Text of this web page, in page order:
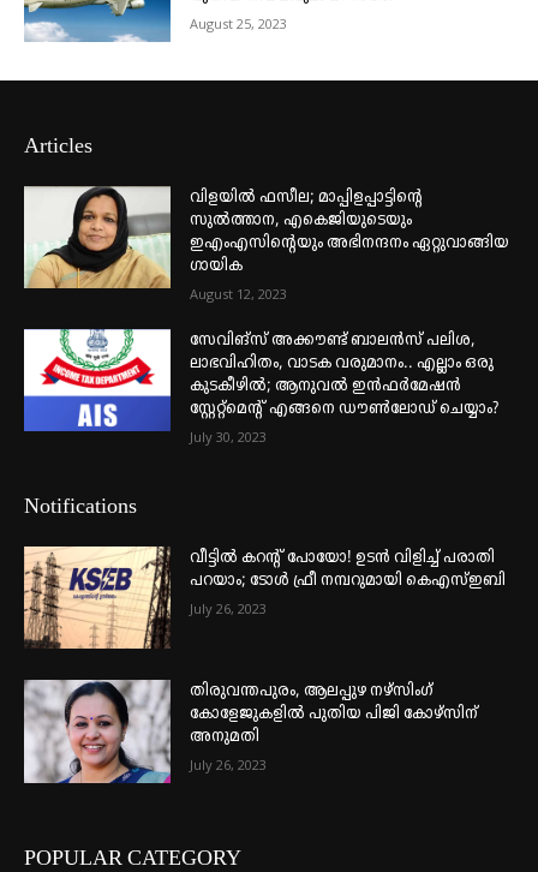
August 25, 2023
Articles
വിളയിൽ ഫസീല; മാപ്പിളപ്പാട്ടിന്റെ
സുൽത്താന, എകെജിയുടെയും
ഇഎംഎസിന്റെയും അഭിനന്ദനം ഏറ്റുവാങ്ങിയ
ഗായിക
August 12, 2023
സേവിങ്സ് അക്കൗണ്ട് ബാലൻസ് പലിശ,
ലാഭവിഹിതം, വാടക വരുമാനം.. എല്ലാം ഒരു
കുടകീഴിൽ; ആനുവൽ ഇൻഫർമേഷൻ
സ്റ്റേറ്റ്മെന്റ് എങ്ങനെ ഡൗൺലോഡ് ചെയ്യാം?
July 30, 2023
Notifications
വീട്ടില്‍ കറന്റ് പോയോ! ഉടന്‍ വിളിച്ച് പരാതി
പറയാം; ടോള്‍ ഫ്രീ നമ്പറുമായി കെഎസ്ഇബി
July 26, 2023
തിരുവന്തപുരം, ആലപ്പുഴ നഴ്‌സിംഗ്
കോളേജുകളില്‍ പുതിയ പിജി കോഴ്‌സിന്
അനുമതി
July 26, 2023
POPULAR CATEGORY